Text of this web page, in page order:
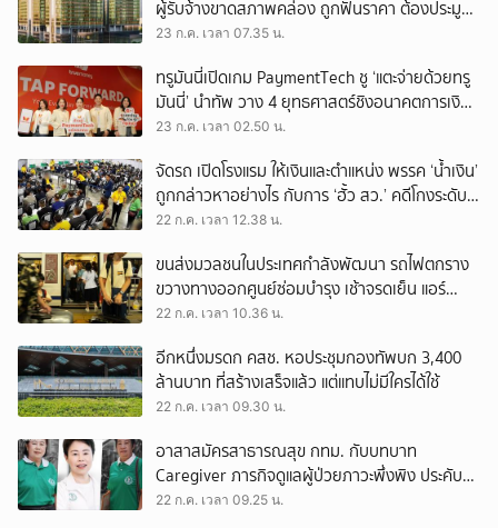
ผู้รับจ้างขาดสภาพคล่อง ถูกฟันราคา ต้องประมูล
งานอื่น เอาเงินประกันมาโปะ
23 ก.ค. เวลา 07.35 น.
ทรูมันนี่เปิดเกม PaymentTech ชู ‘แตะจ่ายด้วยทรู
มันนี่’ นำทัพ วาง 4 ยุทธศาสตร์ชิงอนาคตการเงิน
ดิจิทัล
23 ก.ค. เวลา 02.50 น.
จัดรถ เปิดโรงแรม ให้เงินและตำแหน่ง พรรค ‘น้ำเงิน’
ถูกกล่าวหาอย่างไร กับการ ‘ฮั้ว สว.’ คดีโกงระดับ
ประเทศ
22 ก.ค. เวลา 12.38 น.
ขนส่งมวลชนในประเทศกำลังพัฒนา รถไฟตกราง
ขวางทางออกศูนย์ซ่อมบำรุง เช้าจรดเย็น แอร์
พอร์ตลิงก์ยังวิ่งได้ขบวนเดียว ชั่วโมงละคันเหมือน
22 ก.ค. เวลา 10.36 น.
อีกหนึ่งมรดก คสช. หอประชุมกองทัพบก 3,400
ล้านบาท ที่สร้างเสร็จแล้ว แต่แทบไม่มีใครได้ใช้
22 ก.ค. เวลา 09.30 น.
อาสาสมัครสาธารณสุข กทม. กับบทบาท
Caregiver ภารกิจดูแลผู้ป่วยภาวะพึ่งพิง ประคับ
ประคองชุมชนเล็กในเมืองใหญ่
22 ก.ค. เวลา 09.25 น.